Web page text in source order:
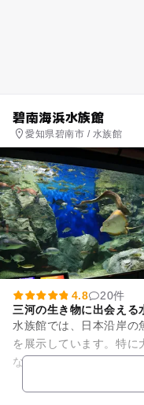
碧南海浜水族館
愛知県碧南市 / 水族館
4.8
20件
三河の生き物に出会える
水族館では、日本沿岸
を展示しています。特に
など三河湾・伊勢湾に生
心に展示。ニホンイシガ